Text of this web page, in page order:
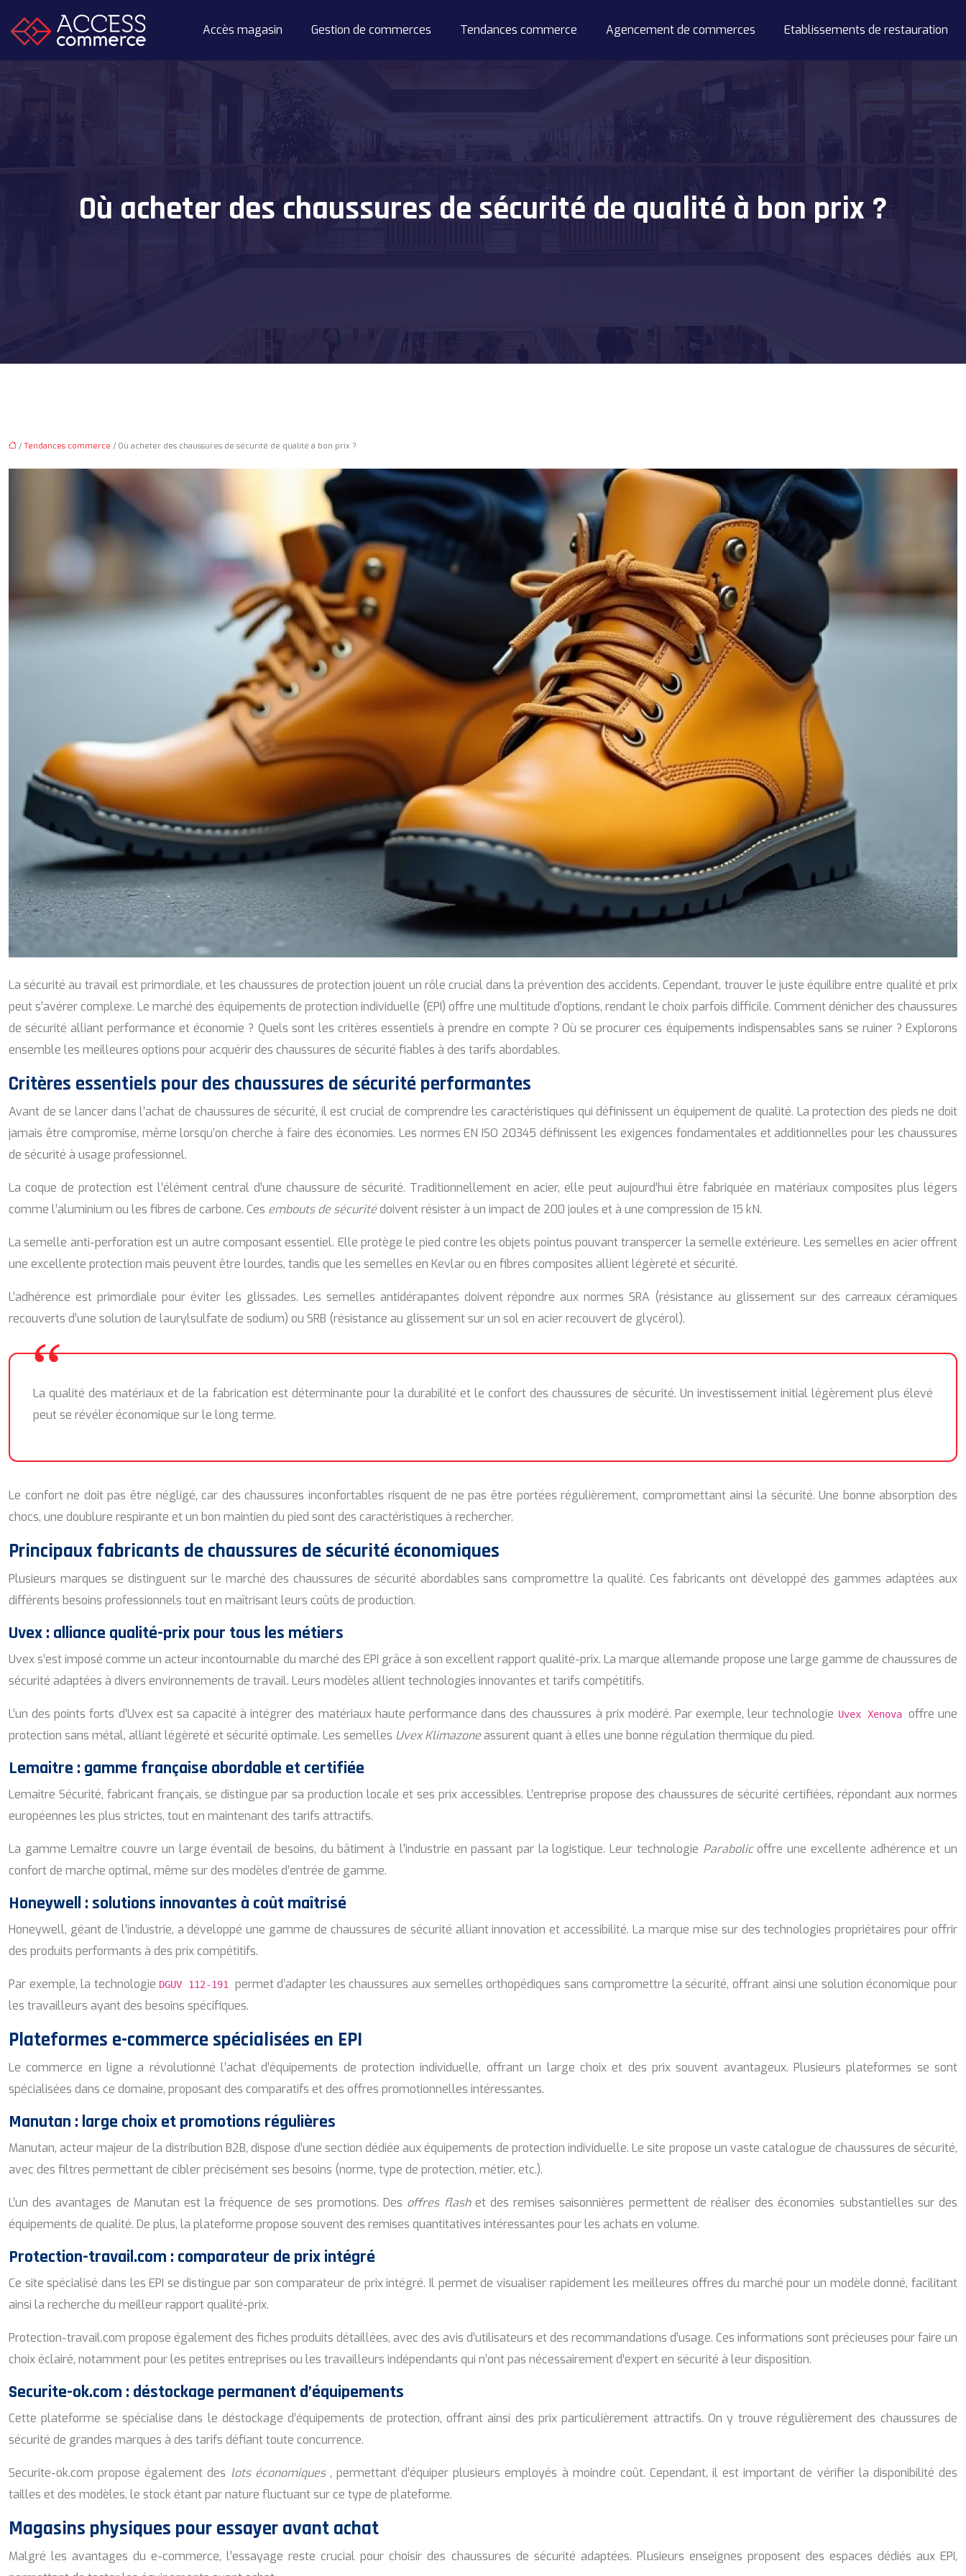
Accès magasin Gestion de commerces Tendances commerce Agencement de commerces Etablissements de restauration
Où acheter des chaussures de sécurité de qualité à bon prix ?
/ Tendances commerce / Où acheter des chaussures de sécurité de qualité à bon prix ?
La sécurité au travail est primordiale, et les chaussures de protection jouent un rôle crucial dans la prévention des accidents. Cependant, trouver le juste équilibre entre qualité et prix
peut s’avérer complexe. Le marché des équipements de protection individuelle (EPI) offre une multitude d’options, rendant le choix parfois difficile. Comment dénicher des chaussures
de sécurité alliant performance et économie ? Quels sont les critères essentiels à prendre en compte ? Où se procurer ces équipements indispensables sans se ruiner ? Explorons
ensemble les meilleures options pour acquérir des chaussures de sécurité fiables à des tarifs abordables.
Critères essentiels pour des chaussures de sécurité performantes
Avant de se lancer dans l’achat de chaussures de sécurité, il est crucial de comprendre les caractéristiques qui définissent un équipement de qualité. La protection des pieds ne doit
jamais être compromise, même lorsqu’on cherche à faire des économies. Les normes EN ISO 20345 définissent les exigences fondamentales et additionnelles pour les chaussures
de sécurité à usage professionnel.
La coque de protection est l’élément central d’une chaussure de sécurité. Traditionnellement en acier, elle peut aujourd’hui être fabriquée en matériaux composites plus légers
comme l’aluminium ou les fibres de carbone. Ces embouts de sécuritédoivent résister à un impact de 200 joules et à une compression de 15 kN.
La semelle anti-perforation est un autre composant essentiel. Elle protège le pied contre les objets pointus pouvant transpercer la semelle extérieure. Les semelles en acier offrent
une excellente protection mais peuvent être lourdes, tandis que les semelles en Kevlar ou en fibres composites allient légèreté et sécurité.
L’adhérence est primordiale pour éviter les glissades. Les semelles antidérapantes doivent répondre aux normes SRA (résistance au glissement sur des carreaux céramiques
recouverts d’une solution de laurylsulfate de sodium) ou SRB (résistance au glissement sur un sol en acier recouvert de glycérol).
La qualité des matériaux et de la fabrication est déterminante pour la durabilité et le confort des chaussures de sécurité. Un investissement initial légèrement plus élevé
peut se révéler économique sur le long terme.
Le confort ne doit pas être négligé, car des chaussures inconfortables risquent de ne pas être portées régulièrement, compromettant ainsi la sécurité. Une bonne absorption des
chocs, une doublure respirante et un bon maintien du pied sont des caractéristiques à rechercher.
Principaux fabricants de chaussures de sécurité économiques
Plusieurs marques se distinguent sur le marché des chaussures de sécurité abordables sans compromettre la qualité. Ces fabricants ont développé des gammes adaptées aux
différents besoins professionnels tout en maîtrisant leurs coûts de production.
Uvex : alliance qualité-prix pour tous les métiers
Uvex s’est imposé comme un acteur incontournable du marché des EPI grâce à son excellent rapport qualité-prix. La marque allemande propose une large gamme de chaussures de
sécurité adaptées à divers environnements de travail. Leurs modèles allient technologies innovantes et tarifs compétitifs.
L’un des points forts d’Uvex est sa capacité à intégrer des matériaux haute performance dans des chaussures à prix modéré. Par exemple, leur technologie Uvex Xenova offre une
protection sans métal, alliant légèreté et sécurité optimale. Les semelles Uvex Klimazoneassurent quant à elles une bonne régulation thermique du pied.
Lemaitre : gamme française abordable et certifiée
Lemaitre Sécurité, fabricant français, se distingue par sa production locale et ses prix accessibles. L’entreprise propose des chaussures de sécurité certifiées, répondant aux normes
européennes les plus strictes, tout en maintenant des tarifs attractifs.
La gamme Lemaitre couvre un large éventail de besoins, du bâtiment à l’industrie en passant par la logistique. Leur technologie Parabolicoffre une excellente adhérence et un
confort de marche optimal, même sur des modèles d’entrée de gamme.
Honeywell : solutions innovantes à coût maîtrisé
Honeywell, géant de l’industrie, a développé une gamme de chaussures de sécurité alliant innovation et accessibilité. La marque mise sur des technologies propriétaires pour offrir
des produits performants à des prix compétitifs.
Par exemple, la technologie DGUV 112-191 permet d’adapter les chaussures aux semelles orthopédiques sans compromettre la sécurité, offrant ainsi une solution économique pour
les travailleurs ayant des besoins spécifiques.
Plateformes e-commerce spécialisées en EPI
Le commerce en ligne a révolutionné l’achat d’équipements de protection individuelle, offrant un large choix et des prix souvent avantageux. Plusieurs plateformes se sont
spécialisées dans ce domaine, proposant des comparatifs et des offres promotionnelles intéressantes.
Manutan : large choix et promotions régulières
Manutan, acteur majeur de la distribution B2B, dispose d’une section dédiée aux équipements de protection individuelle. Le site propose un vaste catalogue de chaussures de sécurité,
avec des filtres permettant de cibler précisément ses besoins (norme, type de protection, métier, etc.).
L’un des avantages de Manutan est la fréquence de ses promotions. Des offres flash et des remises saisonnières permettent de réaliser des économies substantielles sur des
équipements de qualité. De plus, la plateforme propose souvent des remises quantitatives intéressantes pour les achats en volume.
Protection-travail.com : comparateur de prix intégré
Ce site spécialisé dans les EPI se distingue par son comparateur de prix intégré. Il permet de visualiser rapidement les meilleures offres du marché pour un modèle donné, facilitant
ainsi la recherche du meilleur rapport qualité-prix.
Protection-travail.com propose également des fiches produits détaillées, avec des avis d’utilisateurs et des recommandations d’usage. Ces informations sont précieuses pour faire un
choix éclairé, notamment pour les petites entreprises ou les travailleurs indépendants qui n’ont pas nécessairement d’expert en sécurité à leur disposition.
Securite-ok.com : déstockage permanent d’équipements
Cette plateforme se spécialise dans le déstockage d’équipements de protection, offrant ainsi des prix particulièrement attractifs. On y trouve régulièrement des chaussures de
sécurité de grandes marques à des tarifs défiant toute concurrence.
Securite-ok.com propose également des lots économiques , permettant d’équiper plusieurs employés à moindre coût. Cependant, il est important de vérifier la disponibilité des
tailles et des modèles, le stock étant par nature fluctuant sur ce type de plateforme.
Magasins physiques pour essayer avant achat
Malgré les avantages du e-commerce, l’essayage reste crucial pour choisir des chaussures de sécurité adaptées. Plusieurs enseignes proposent des espaces dédiés aux EPI,